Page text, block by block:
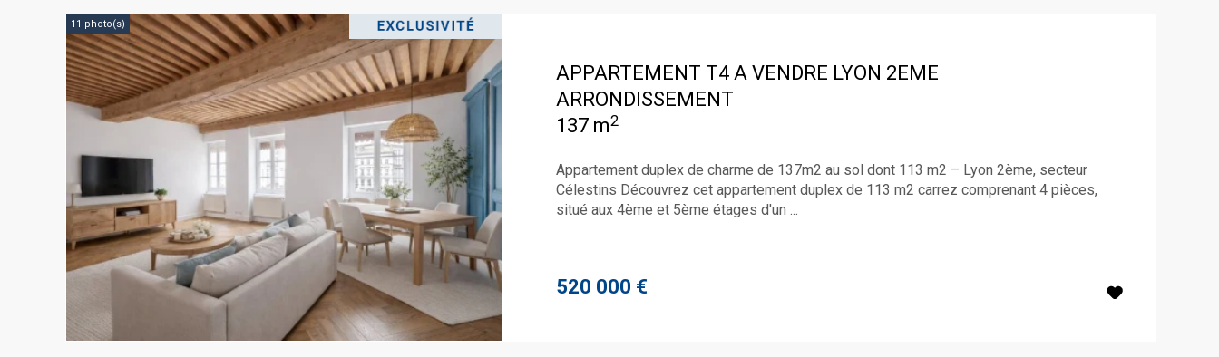
11 photo(s)
APPARTEMENT T4 A VENDRE LYON 2EME
ARRONDISSEMENT
137 m2
520 000 €
Appartement duplex de charme de 137m2 au sol dont 113 m2 – Lyon 2ème, secteur
Célestins Découvrez cet appartement duplex de 113 m2 carrez comprenant 4 pièces,
situé aux 4ème et 5ème étages d'un ...